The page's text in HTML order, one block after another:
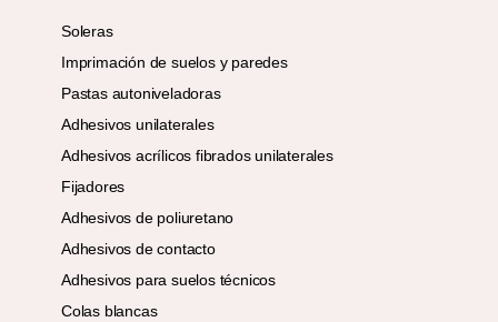
Soleras
Imprimación de suelos y paredes
Pastas autoniveladoras
Adhesivos unilaterales
Adhesivos acrílicos fibrados unilaterales
Fijadores
Adhesivos de poliuretano
Adhesivos de contacto
Adhesivos para suelos técnicos
Colas blancas